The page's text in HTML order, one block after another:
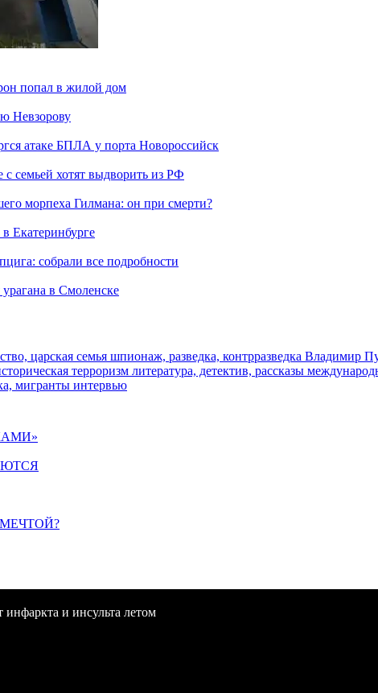
попал в жилой дом
Невзорову
атаке БПЛА у порта Новороссийск
с семьей хотят выдворить из РФ
морпеха Гилмана: он при смерти?
Екатеринбурге
собрали все подробности
в Смоленске
царская семья шпионаж, разведка, контрразведка Владимир
терроризм литература, детектив, рассказы
мигранты интервью
инфаркта и инсульта летом